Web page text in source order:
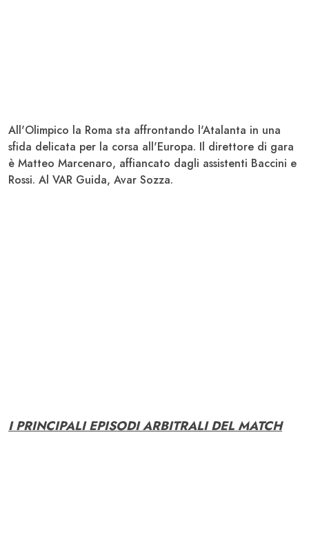
All'Olimpico la Roma sta affrontando l'Atalanta in una
sfida delicata per la corsa all'Europa. Il direttore di gara
è Matteo Marcenaro, affiancato dagli assistenti Baccini e
Rossi. Al VAR Guida, Avar Sozza.
I PRINCIPALI EPISODI ARBITRALI DEL MATCH